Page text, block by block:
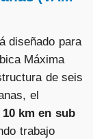
diseñado para
Máxima
de seis
el
10 km en sub
trabajo